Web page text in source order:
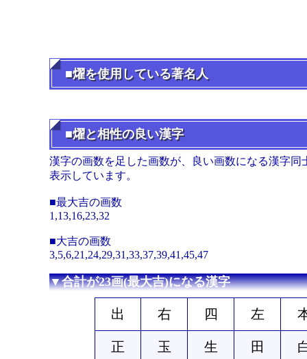
■燿を使用している著名人
■燿と相性の良い漢字
漢字の画数を足した画数が、良い画数になる漢字
表示しています。
■最大吉の画数
1,13,16,23,32
■大吉の画数
3,5,6,21,24,29,31,33,37,39,41,45,47
▼合計が23画(最大吉)になる漢字
出 右 四 左
正 玉 生 田